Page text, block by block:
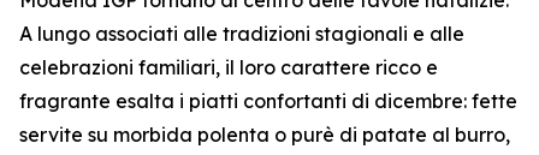
A lungo associati alle tradizioni stagionali e alle
celebrazioni familiari, il loro carattere ricco e
fragrante esalta i piatti confortanti di dicembre: fette
servite su morbida polenta o purè di patate al burro,